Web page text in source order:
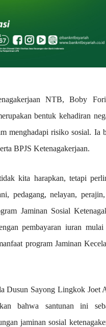
NTB, Boby
bentuk kehadiran
menghadapi risiko sosial. Ia
BPJS Ketenagakerjaan.
kita harapkan, tetapi
pedagang, nelayan,
Jaminan Sosial
pembayaran iuran
program Jaminan
Dusun Sayong Lingkok Joet
bahwa santunan ini
jaminan sosial